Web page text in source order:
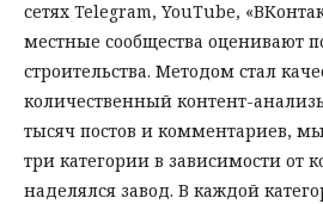
сетях Telegram, YouTube,
местные сообщества оценивают
строительства. Методом стал
количественный контент-
тысяч постов и комментариев,
три категории в зависимости от
наделялся завод. В каждой